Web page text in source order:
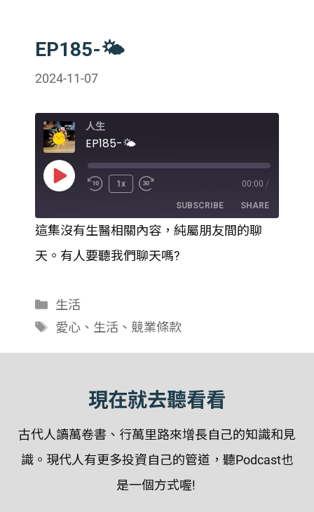
EP185-🌤️
2024-11-07
人生
EP185-🌤️
Play
1x 00:00 /
SUBSCRIBE SHARE
RSS FEED
SHARE
EMBED
這集沒有生醫相關內容，純屬朋友間的聊
天。有人要聽我們聊天嗎?
分
類
生活
標
愛心、 生活 、 競業條款
現在就去聽看看
古代人讀萬卷書、行萬里路來增長自己的知識和見
識。現代人有更多投資自己的管道，聽Podcast也
是一個方式喔!